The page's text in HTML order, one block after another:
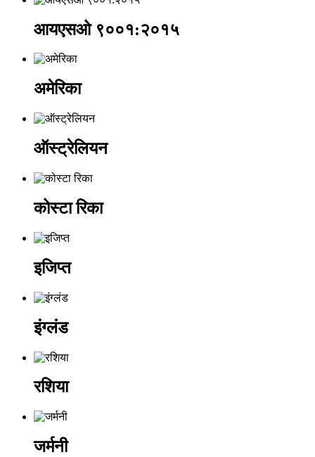
आयएसओ ९००१:२०१५
अमेरिका
ऑस्ट्रेलियन
कोस्टा रिका
इजिप्त
इंग्लंड
रशिया
जर्मनी